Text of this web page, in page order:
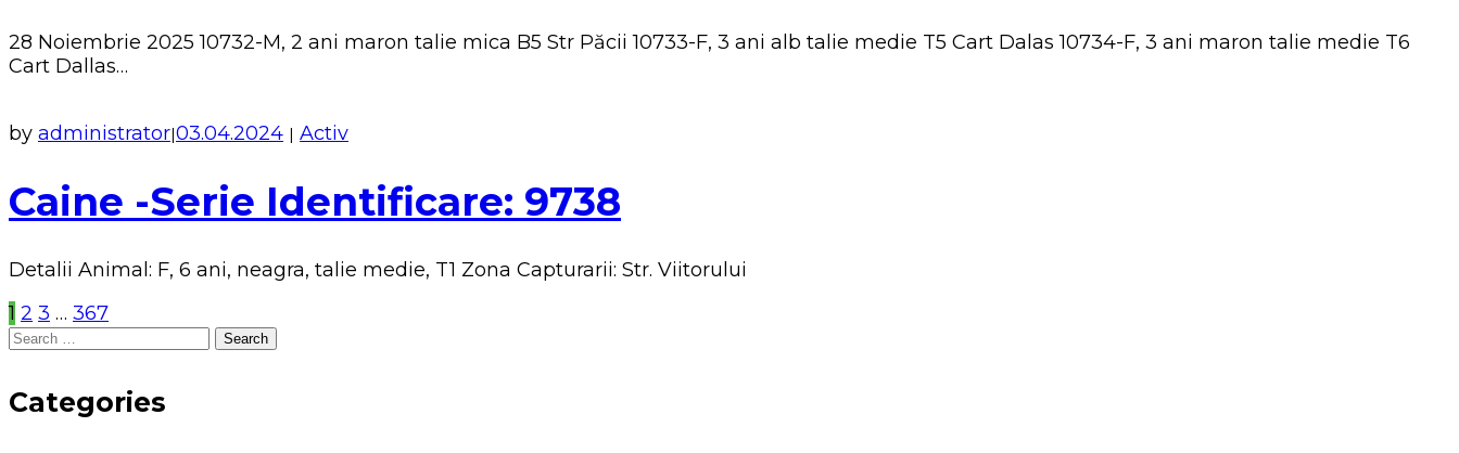
28 Noiembrie 2025 10732-M, 2 ani maron talie mica B5 Str Păcii 10733-F, 3 ani alb talie medie T5 Cart Dalas 10734-F, 3 ani maron talie medie T6
Cart Dallas…
by administrator|03.04.2024 | Activ
Caine -Serie Identificare: 9738
Detalii Animal: F, 6 ani, neagra, talie medie, T1 Zona Capturarii: Str. Viitorului
1 2 3 … 367
Search
Categories